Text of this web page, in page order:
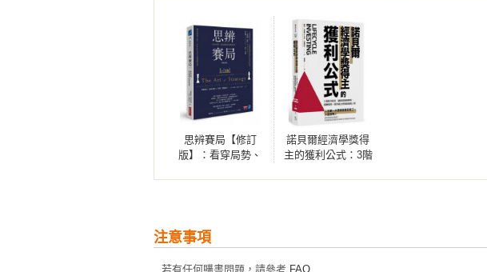
實茶（Honest Tea）公司時，這個方法如何幫我重新界定
2008年，是這個理論第一次走出教室並應用到現實世界的
談判課裡萌生的想法。由於可口可樂不想為他們共同創造
來克服那些看似合理的反對意見。之前，我們同意無論結
共識讓我們雙方都願意盡可能把餅做大，那也正是我們當時
分餅法不僅適用於攸關龐大利益的企業談判。如果你要結
網域，不妨先知道分餅法會如何引導你去談判。當雙方得
在談判者之間分攤成本。透過本書，你會知道紐約市精明
分餅法將改變你在商業和個人生活裡的談判方式，讓你把談
立論而非立場來達成協議。它會告訴你如何辨識其他方法
思辨賽局【修訂
版】：看穿局勢、
諾貝爾經濟學獎得
主的獲利公式：3階
注意事項
若有任何購書問題，請參考 FAQ